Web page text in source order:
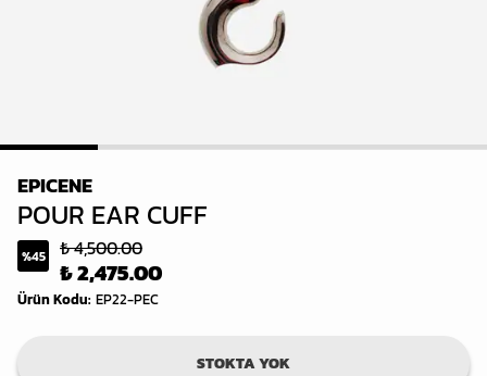
1 2 3 4 5
EPICENE
POUR EAR CUFF
%45 ₺ 4,500.00
₺ 2,475.00
Ürün Kodu: EP22-PEC
STOKTA YOK